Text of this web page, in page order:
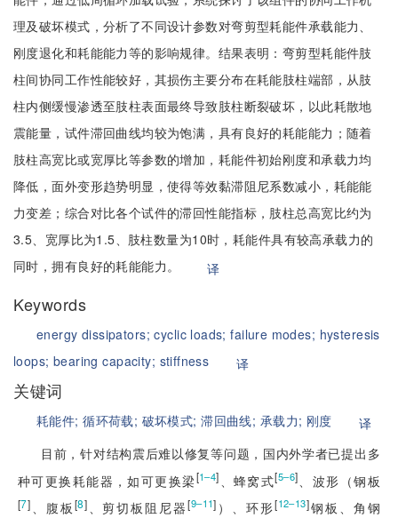
理及破坏模式，分析了不同设计参数对弯剪型耗能件承载能力、
刚度退化和耗能能力等的影响规律。结果表明：弯剪型耗能件肢
柱间协同工作性能较好，其损伤主要分布在耗能肢柱端部，从肢
柱内侧缓慢渗透至肢柱表面最终导致肢柱断裂破坏，以此耗散地
震能量，试件滞回曲线均较为饱满，具有良好的耗能能力；随着
肢柱高宽比或宽厚比等参数的增加，耗能件初始刚度和承载力均
降低，面外变形趋势明显，使得等效黏滞阻尼系数减小，耗能能
力变差；综合对比各个试件的滞回性能指标，肢柱总高宽比约为
3.5、宽厚比为1.5、肢柱数量为10时，耗能件具有较高承载力的
同时，拥有良好的耗能能力。
译
Keywords
energy dissipators;cyclic loads;failure modes; hysteresis
loops; bearing capacity; stiffness 译
关键词
耗能件;循环荷载; 破坏模式;滞回曲线; 承载力; 刚度
译
目前，针对结构震后难以修复等问题，国内外学者已提出多
种可更换耗能器，如可更换梁[1–4] 、蜂窝式[5–6] 、波形（钢板
[7]、腹板 [8]、剪切板阻尼器[9–11] ）、环形[12–13]钢板、角钢